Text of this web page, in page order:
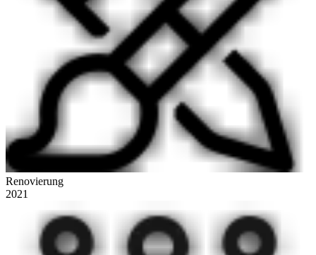
Renovierung
2021